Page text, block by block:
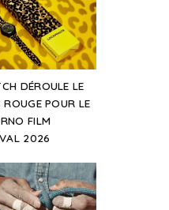
DÉROULE LE
ROUGE POUR LE
FILM
2026